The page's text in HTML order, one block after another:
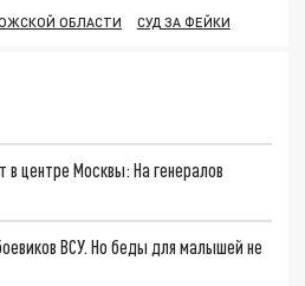
ОБЛАСТИ СУД ЗА ФЕЙКИ
центре Москвы: На генералов
ВСУ. Но беды для малышей не